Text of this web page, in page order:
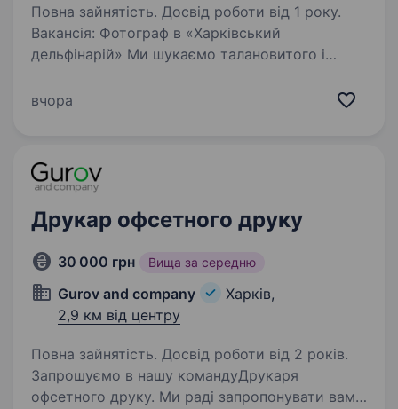
Повна зайнятість. Досвід роботи від 1 року.
Вакансія: Фотограф в «Харківський
дельфінарій» Ми шукаємо талановитого і
до нашої дружньої команди у «Харківському
вчора
Друкар офсетного друку
30 000 грн Вища за середню
Gurov and company
Харків,
2,9 км від центру
Повна зайнятість. Досвід роботи від 2 років.
Запрошуємо в нашу командуДрукаря
офсетного друку. Ми раді запропонувати вам